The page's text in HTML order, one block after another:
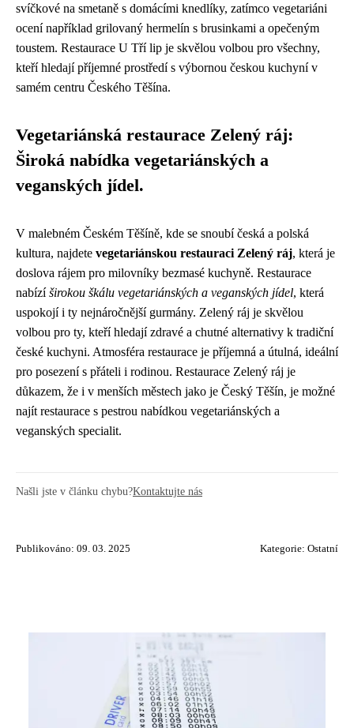
svíčkové na smetaně s domácími knedlíky, zatímco vegetariáni
ocení například grilovaný hermelín s brusinkami a opečeným
toustem. Restaurace U Tří lip je skvělou volbou pro všechny,
kteří hledají příjemné prostředí s výbornou českou kuchyní v
samém centru Českého Těšína.
Vegetariánská restaurace Zelený ráj:
Široká nabídka vegetariánských a
veganských jídel.
V malebném Českém Těšíně, kde se snoubí česká a polská
kultura, najdete vegetariánskou restauraci Zelený ráj, která je
doslova rájem pro milovníky bezmasé kuchyně. Restaurace
nabízíširokou škálu vegetariánských a veganských jídel, která
uspokojí i ty nejnáročnější gurmány. Zelený ráj je skvělou
volbou pro ty, kteří hledají zdravé a chutné alternativy k tradiční
české kuchyni. Atmosféra restaurace je příjemná a útulná, ideální
pro posezení s přáteli i rodinou. Restaurace Zelený ráj je
důkazem, že i v menších městech jako je Český Těšín, je možné
najít restaurace s pestrou nabídkou vegetariánských a
veganských specialit.
Našli jste v článku chybu?Kontaktujte nás
Publikováno: 09. 03. 2025 Kategorie: Ostatní